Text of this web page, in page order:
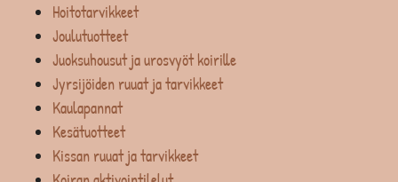
Hoitotarvikkeet
Joulutuotteet
Juoksuhousut ja urosvyöt koirille
Jyrsijöiden ruuat ja tarvikkeet
Kaulapannat
Kesätuotteet
Kissan ruuat ja tarvikkeet